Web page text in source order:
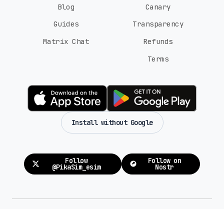
Blog
Guides
Matrix Chat
Canary
Transparency
Refunds
Terms
Install without Google
Follow
@PikaSim_esim
Follow on
Nostr